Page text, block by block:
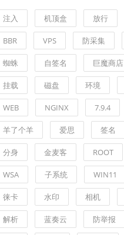
注入 机顶盒 放行
BBR VPS 防采集
蜘蛛 自签名 巨魔商店
挂载 磁盘 环境
WEB NGINX 7.9.4
羊了个羊 爱思 签名
分身 金麦客 ROOT
WSA 子系统 WIN11
徕卡 水印 相机
解析 蓝奏云 防举报